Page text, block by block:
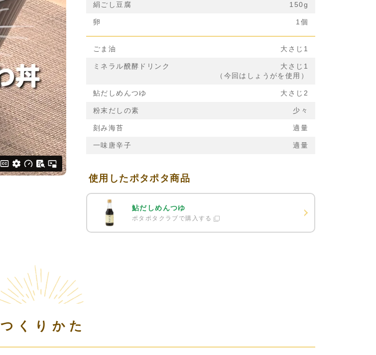
絹ごし豆腐 150g
卵 1個
ごま油 大さじ1
ミネラル醗酵ドリンク
大さじ1
（今回はしょうがを使用）
鮎だしめんつゆ 大さじ2
粉末だしの素 少々
刻み海苔 適量
一味唐辛子 適量
使用したポタポタ商品
鮎だしめんつゆ
ポタポタクラブで購入する
つくりかた